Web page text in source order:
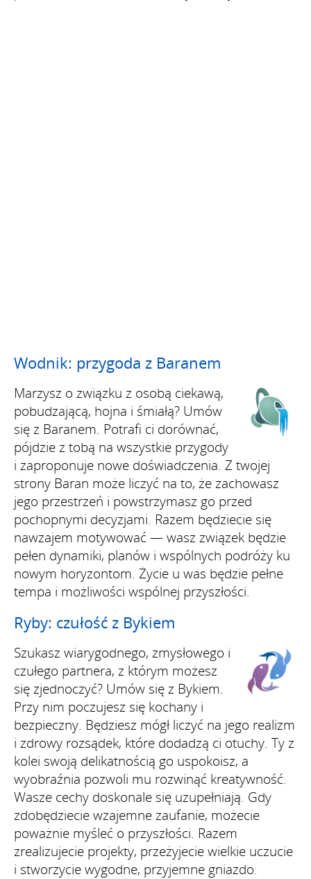
Wodnik: przygoda z Baranem
Marzysz o związku z osobą ciekawą,
pobudzającą, hojna i śmiałą? Umów
się z Baranem. Potrafi ci dorównać,
pójdzie z tobą na wszystkie przygody
i zaproponuje nowe doświadczenia. Z twojej
strony Baran może liczyć na to, że zachowasz
jego przestrzeń i powstrzymasz go przed
pochopnymi decyzjami. Razem będziecie się
nawzajem motywować — wasz związek będzie
pełen dynamiki, planów i wspólnych podróży ku
nowym horyzontom. Życie u was będzie pełne
tempa i możliwości wspólnej przyszłości.
Ryby: czułość z Bykiem
Szukasz wiarygodnego, zmysłowego i
czułego partnera, z którym możesz
się zjednoczyć? Umów się z Bykiem.
Przy nim poczujesz się kochany i
bezpieczny. Będziesz mógł liczyć na jego realizm
i zdrowy rozsądek, które dodadzą ci otuchy. Ty z
kolei swoją delikatnością go uspokoisz, a
wyobraźnia pozwoli mu rozwinąć kreatywność.
Wasze cechy doskonale się uzupełniają. Gdy
zdobędziecie wzajemne zaufanie, możecie
poważnie myśleć o przyszłości. Razem
zrealizujecie projekty, przeżyjecie wielkie uczucie
i stworzycie wygodne, przyjemne gniazdo.